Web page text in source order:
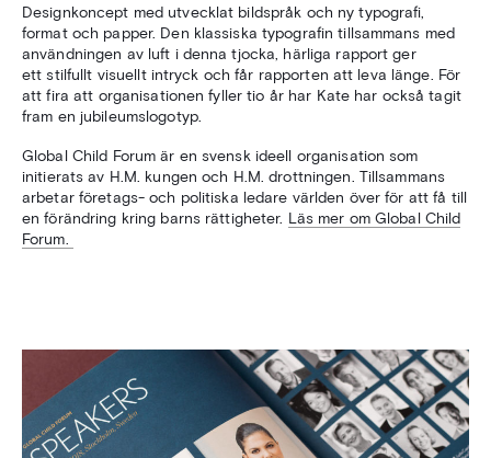
Designkoncept med utvecklat bildspråk och ny typografi,
format och papper. Den klassiska typografin tillsammans med
användningen av luft i denna tjocka, härliga rapport ger
ett stilfullt visuellt intryck ochfår rapporten att leva länge. För
att fira att organisationen fyller tio år har Kate har också tagit
fram en jubileumslogotyp.
Global Child Forum är en svensk ideell organisation som
initierats av H.M. kungen och H.M. drottningen. Tillsammans
arbetar företags- och politiska ledare världen över för att få till
en förändring kring barns rättigheter. Läs mer om Global Child
Forum.